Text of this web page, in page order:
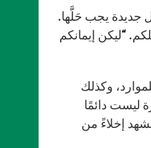
جديدة يجب حَلَّها.
“ليكن إيمانكم
وكذلك
ليست دائمًا
إخلاءً من